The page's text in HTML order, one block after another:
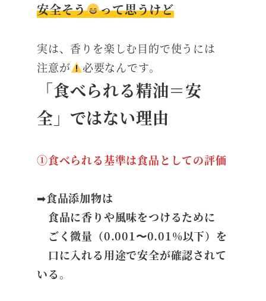
安全そう
って思うけど
実は、香りを楽しむ目的で使うには
注意が
必要なんです。
「食べられる精油＝安
全」ではない理由
①食べられる基準は食品としての評価
➡︎食品添加物は
食品に香りや風味をつけるために
ごく微量（0.001〜0.01%以下）を
口に入れる用途で安全が確認されて
いる。